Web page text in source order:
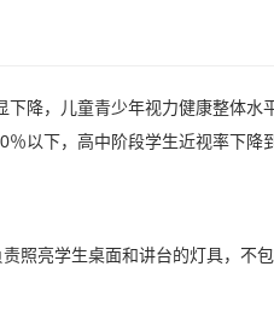
降，儿童青少年视力健康整体
以下，高中阶段学生近视率下
照亮学生桌面和讲台的灯具，不